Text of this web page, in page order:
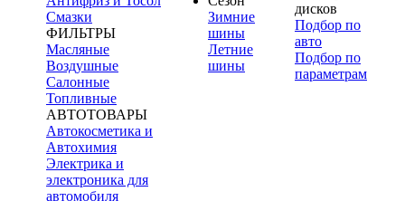
Смазки
ФИЛЬТРЫ
Масляные
Воздушные
Салонные
Топливные
АВТОТОВАРЫ
Автокосметика и
Автохимия
Электрика и
электроника для
автомобиля
Зимние
шины
Летние
шины
дисков
Подбор по
авто
Подбор по
параметрам